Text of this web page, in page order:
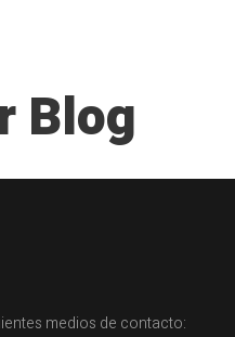
Blog
medios de contacto: